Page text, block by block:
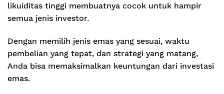
likuiditas tinggi membuatnya cocok untuk hampir
semua jenis investor.
Dengan memilih jenis emas yang sesuai, waktu
pembelian yang tepat, dan strategi yang matang,
Anda bisa memaksimalkan keuntungan dari investasi
emas.